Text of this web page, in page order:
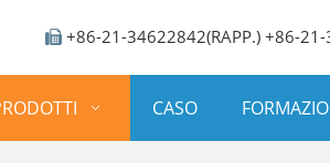
 +86-21-34622842(RAPP.) +86-21-
CASO